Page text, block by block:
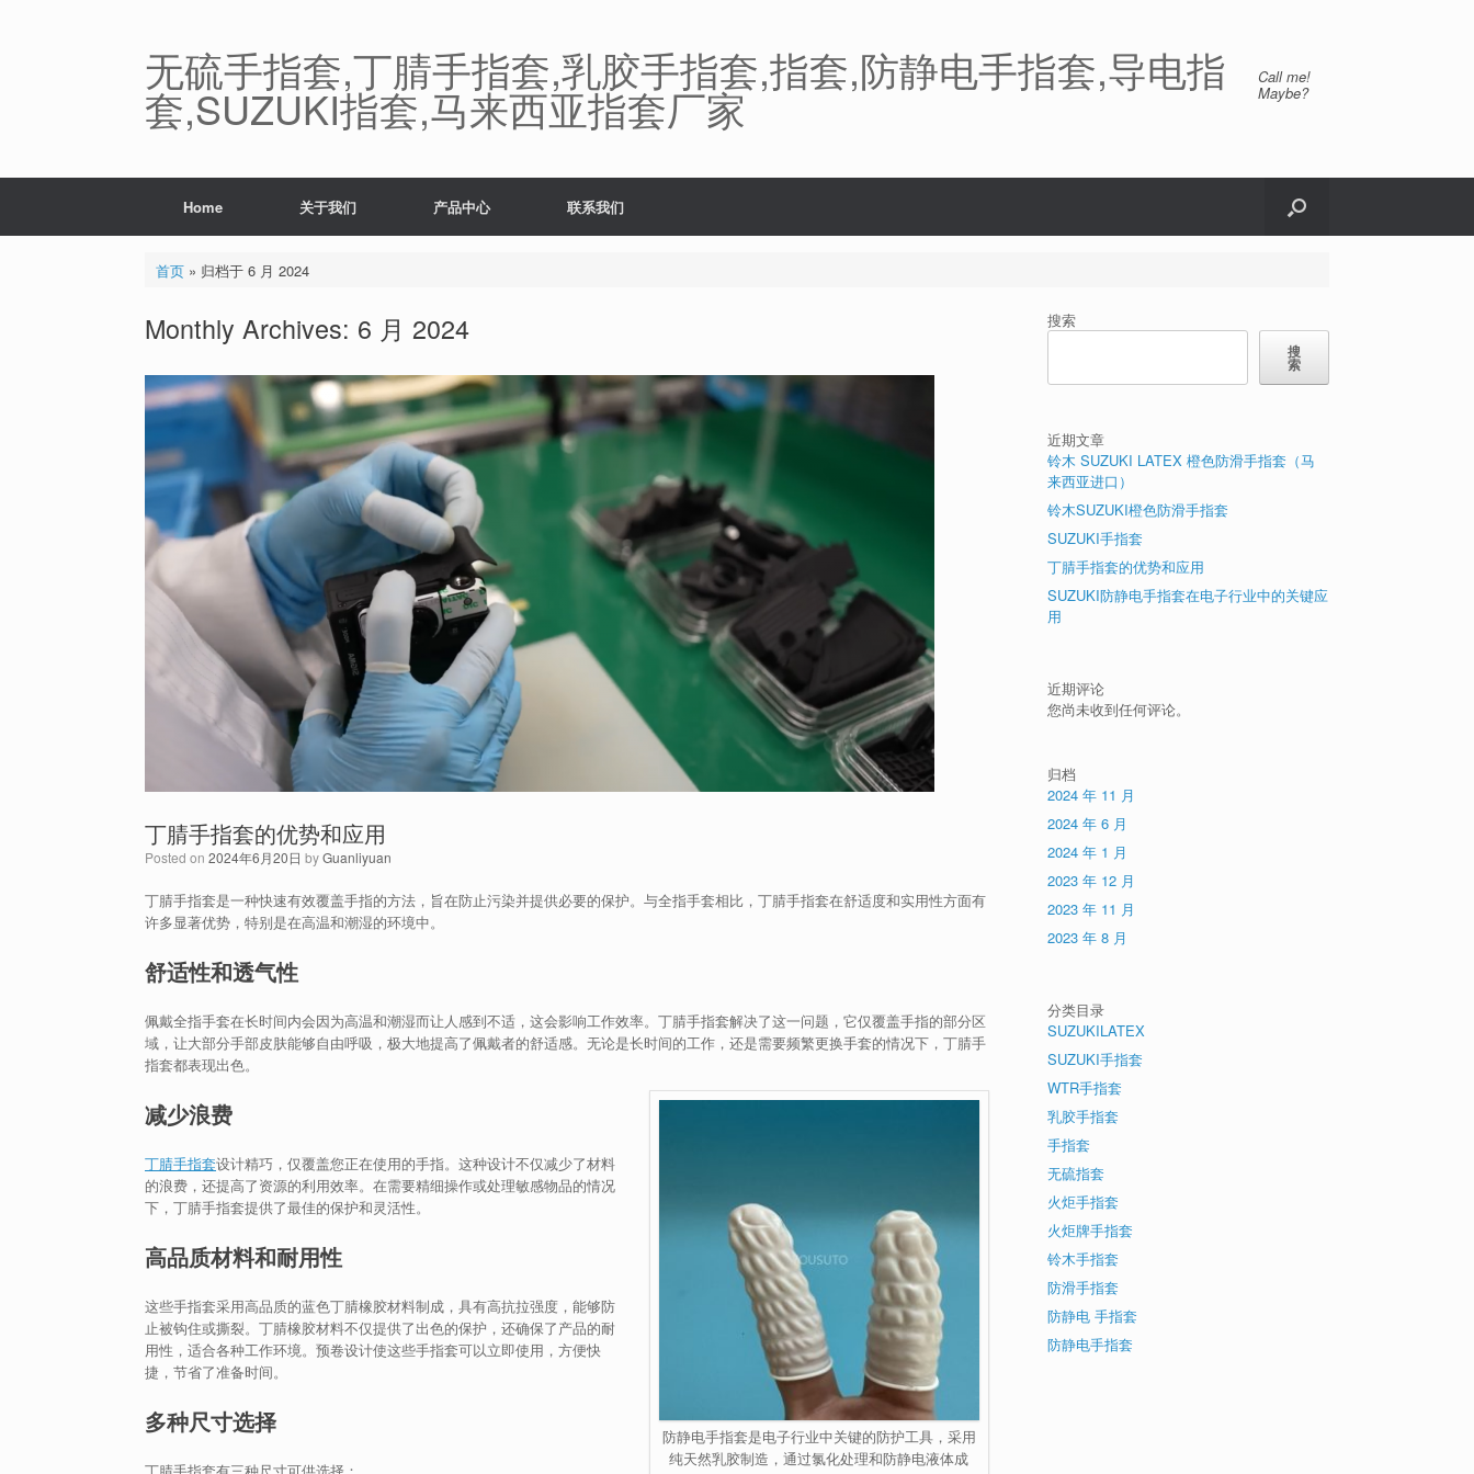
无硫手指套,丁腈手指套,乳胶手指套,指套,防静电手指套,导电指
套,SUZUKI指套,马来西亚指套厂家
Call me!
Maybe?
Home 关于我们 产品中心 联系我们
首页» 归档于 6 月 2024
Monthly Archives: 6 月 2024
丁腈手指套的优势和应用
Posted on 2024年6月20日 byGuanliyuan
丁腈手指套是一种快速有效覆盖手指的方法，旨在防止污染并提供必要的保护。与全指手套相比，丁腈手指套在舒适度和实用性方面有
许多显著优势，特别是在高温和潮湿的环境中。
舒适性和透气性
佩戴全指手套在长时间内会因为高温和潮湿而让人感到不适，这会影响工作效率。丁腈手指套解决了这一问题，它仅覆盖手指的部分区
域，让大部分手部皮肤能够自由呼吸，极大地提高了佩戴者的舒适感。无论是长时间的工作，还是需要频繁更换手套的情况下，丁腈手
指套都表现出色。
防静电手指套是电子行业中关键的防护工具，采用
纯天然乳胶制造，通过氯化处理和防静电液体成
减少浪费
丁腈手指套设计精巧，仅覆盖您正在使用的手指。这种设计不仅减少了材料
的浪费，还提高了资源的利用效率。在需要精细操作或处理敏感物品的情况
下，丁腈手指套提供了最佳的保护和灵活性。
高品质材料和耐用性
这些手指套采用高品质的蓝色丁腈橡胶材料制成，具有高抗拉强度，能够防
止被钩住或撕裂。丁腈橡胶材料不仅提供了出色的保护，还确保了产品的耐
用性，适合各种工作环境。预卷设计使这些手指套可以立即使用，方便快
捷，节省了准备时间。
多种尺寸选择
搜索
搜
索
近期文章
铃木 SUZUKI LATEX 橙色防滑手指套（马
来西亚进口）
铃木SUZUKI橙色防滑手指套
SUZUKI手指套
丁腈手指套的优势和应用
SUZUKI防静电手指套在电子行业中的关键应
用
近期评论
您尚未收到任何评论。
归档
2024 年 11 月
2024 年 6 月
2024 年 1 月
2023 年 12 月
2023 年 11 月
2023 年 8 月
分类目录
SUZUKILATEX
SUZUKI手指套
WTR手指套
乳胶手指套
手指套
无硫指套
火炬手指套
火炬牌手指套
铃木手指套
防滑手指套
防静电 手指套
防静电手指套